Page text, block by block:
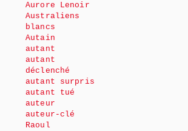
Aurore Lenoir
Australiens
blancs
Autain
autant
autant
déclenché
autant surpris
autant tué
auteur
auteur-clé
Raoul